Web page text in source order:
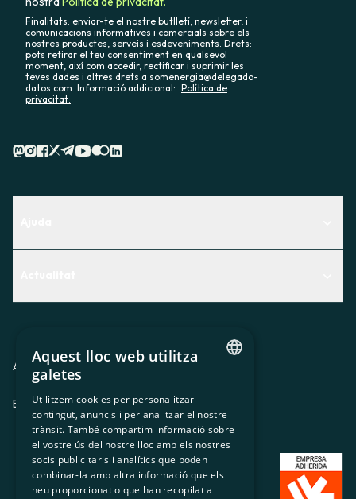
Finalitats: enviar-te el nostre butlletí, newsletter, i
comunicacions informatives i comercials sobre els
nostres productes, serveis i esdeveniments. Drets:
pots retirar el teu consentiment en qualsevol
moment, així com accedir, rectificar i suprimir les
teves dades i altres drets a somenergia@delegado-
datos.com. Informació addicional: Política de
privacitat.
Premsa
Treballa amb nosaltres
Avis legal Política de privacitatPolítica de cookies
ES CAGLEU
SPANISH
GL
BASQUE
Aquest lloc web utilitza
galetes
Utilitzem cookies per personalitzar
contingut, anuncis i per analitzar el nostre
trànsit. També compartim informació sobre
el vostre ús del nostre lloc amb els nostres
socis publicitaris i analítics que poden
combinar-la amb altra informació que els
heu proporcionat o que han recopilat a